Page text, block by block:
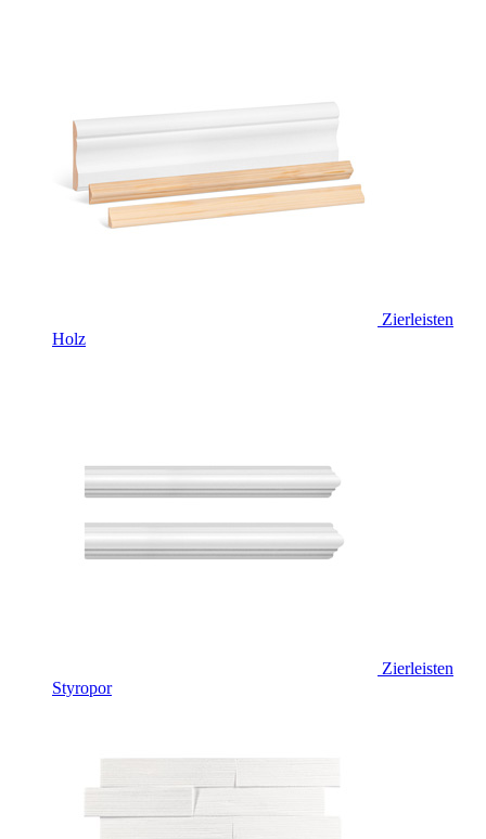
Zierleisten
Holz
Zierleisten
Styropor